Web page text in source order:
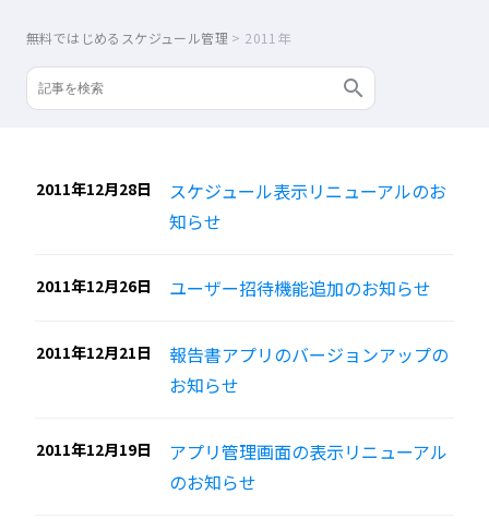
無料ではじめるスケジュール管理 > 2011年
2011年12月28日
スケジュール表示リニューアルのお
知らせ
2011年12月26日 ユーザー招待機能追加のお知らせ
2011年12月21日
報告書アプリのバージョンアップの
お知らせ
2011年12月19日
アプリ管理画面の表示リニューアル
のお知らせ